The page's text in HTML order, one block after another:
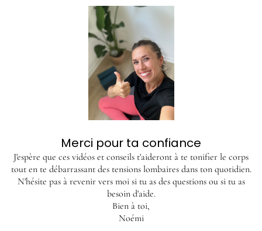
Merci pour ta confiance
J'espère que ces vidéos et conseils t'aideront à te tonifier le corps
tout en te débarrassant des tensions lombaires dans ton quotidien.
N'hésite pas à revenir vers moi si tu as des questions ou si tu as
besoin d'aide.
Bien à toi,
Noémi